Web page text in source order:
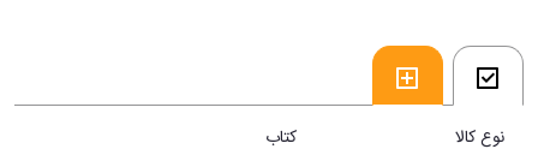
نوع کالا کتاب